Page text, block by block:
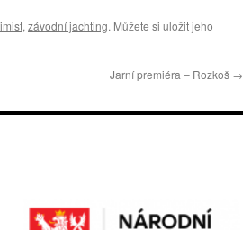
, závodní jachting. Můžete si uložit jeho
Jarní premiéra – Rozkoš →